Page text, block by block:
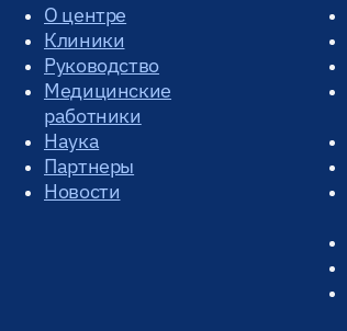
О центре
Клиники
Руководство
Медицинские
работники
Наука
Партнеры
Новости